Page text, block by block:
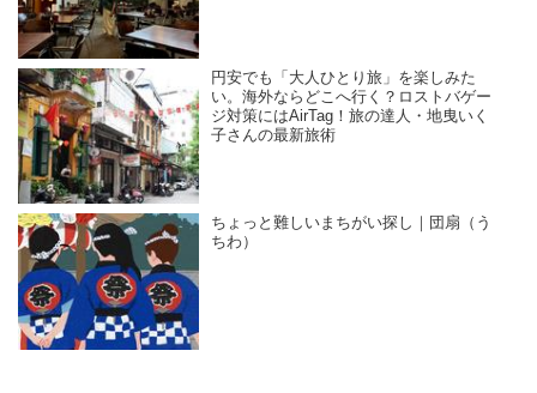
円安でも「大人ひとり旅」を楽しみた
い。海外ならどこへ行く？ロストバゲー
ジ対策にはAirTag！旅の達人・地曳いく
子さんの最新旅術
ちょっと難しいまちがい探し｜団扇（う
ちわ）